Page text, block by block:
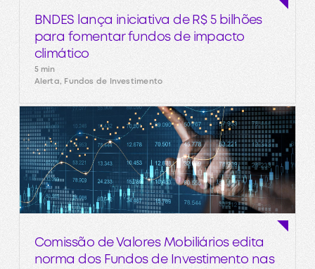
BNDES lança iniciativa de R$ 5 bilhões
para fomentar fundos de impacto
climático
5 min
Alerta, Fundos de Investimento
Comissão de Valores Mobiliários edita
norma dos Fundos de Investimento nas